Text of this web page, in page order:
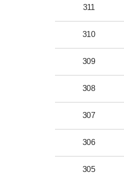
311
310
309
308
307
306
305